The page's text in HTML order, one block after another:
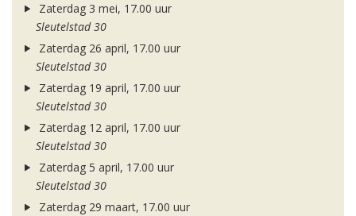
Zaterdag 3 mei, 17.00 uur
Sleutelstad 30
Zaterdag 26 april, 17.00 uur
Sleutelstad 30
Zaterdag 19 april, 17.00 uur
Sleutelstad 30
Zaterdag 12 april, 17.00 uur
Sleutelstad 30
Zaterdag 5 april, 17.00 uur
Sleutelstad 30
Zaterdag 29 maart, 17.00 uur